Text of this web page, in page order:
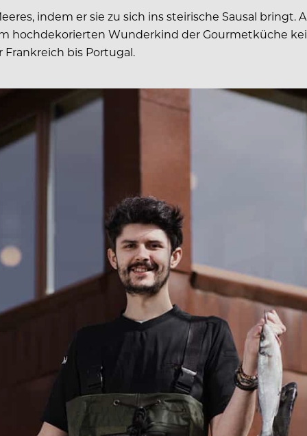
indem er sie zu sich ins steirische Sausal bringt.
hochdekorierten Wunderkind der Gourmetküche
bis Portugal.